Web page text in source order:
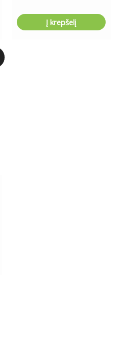
Į krepšelį